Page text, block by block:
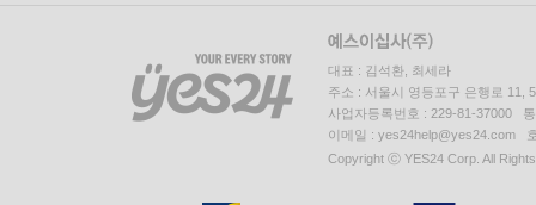
대표 : 김석환, 최세라
주소 : 서울시 영등포구 은행로 11,
사업자등록번호 : 229-81-37000
이메일 : yes24help@yes24.com
Copyright ⓒ YES24 Corp. All